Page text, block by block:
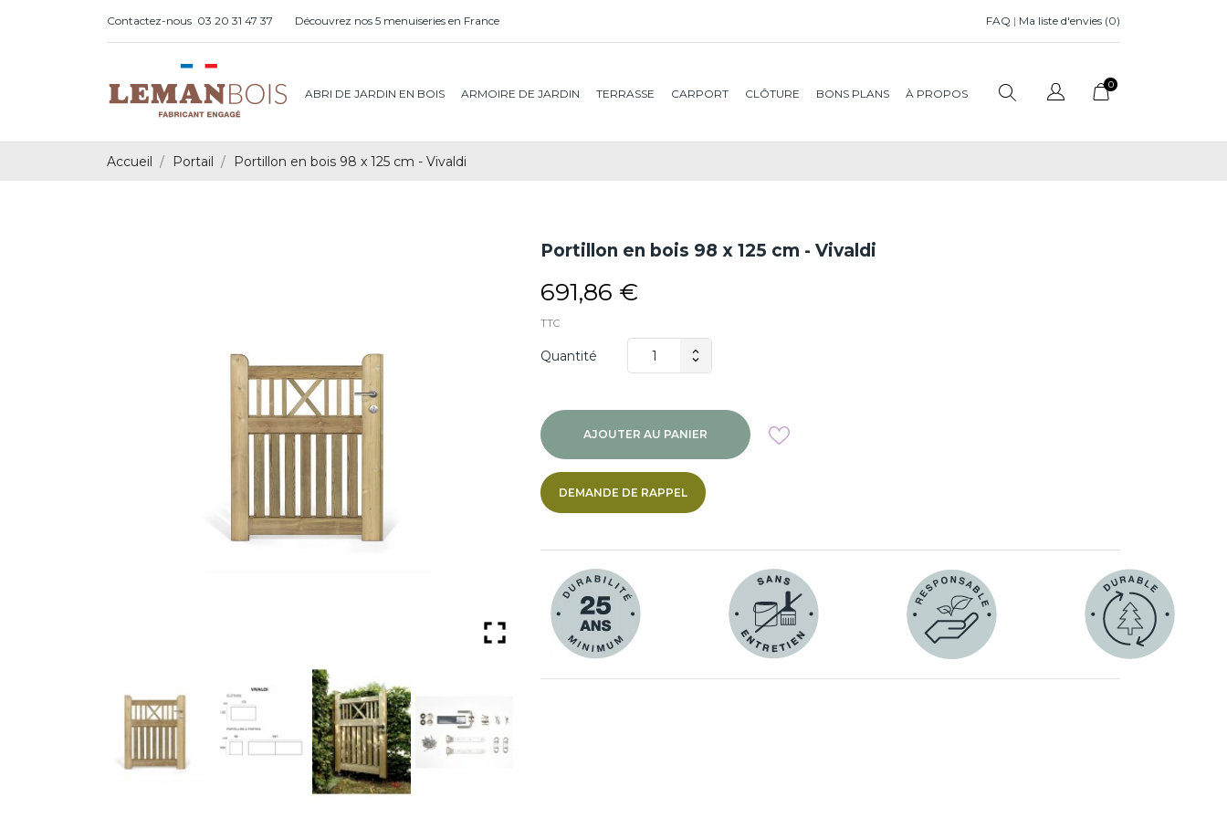
Contactez-nous 03 20 31 47 37 Découvrez nos 5 menuiseries en France FAQ | Ma liste d'envies (0)
ABRI DE JARDIN EN BOIS ARMOIRE DE JARDIN TERRASSE CARPORT CLÔTURE BONS PLANS À PROPOS
0
Accueil Portail Portillon en bois 98 x 125 cm - Vivaldi

Portillon en bois 98 x 125 cm - Vivaldi
691,86 €
TTC
Quantité
AJOUTER AU PANIER
DEMANDE DE RAPPEL